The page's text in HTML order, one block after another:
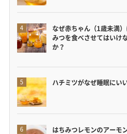
なぜ赤ちゃん（1歳未満
みつを食べさせてはいけ
か？
ハチミツがなぜ睡眠にい
はちみつレモンのアーモ